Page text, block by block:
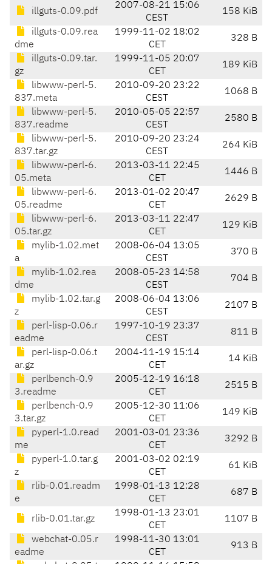
illguts-0.09.pdf
2007-08-21 15:06
CEST
158 KiB
illguts-0.09.rea
dme
1999-11-02 18:02
CET
328 B
illguts-0.09.tar.
gz
1999-11-05 20:07
CET
189 KiB
libwww-perl-5.
837.meta
2010-09-20 23:22
CEST
1068 B
libwww-perl-5.
837.readme
2010-05-05 22:57
CEST
2580 B
libwww-perl-5.
837.tar.gz
2010-09-20 23:24
CEST
264 KiB
libwww-perl-6.
05.meta
2013-03-11 22:45
CET
1446 B
libwww-perl-6.
05.readme
2013-01-02 20:47
CET
2629 B
libwww-perl-6.
05.tar.gz
2013-03-11 22:47
CET
129 KiB
mylib-1.02.met
a
2008-06-04 13:05
CEST
370 B
mylib-1.02.rea
dme
2008-05-23 14:58
CEST
704 B
mylib-1.02.tar.g
z
2008-06-04 13:06
CEST
2107 B
perl-lisp-0.06.r
eadme
1997-10-19 23:37
CEST
811 B
perl-lisp-0.06.t
ar.gz
2004-11-19 15:14
CET
14 KiB
perlbench-0.9
3.readme
2005-12-19 16:18
CET
2515 B
perlbench-0.9
3.tar.gz
2005-12-30 11:06
CET
149 KiB
pyperl-1.0.read
me
2001-03-01 23:36
CET
3292 B
pyperl-1.0.tar.g
z
2001-03-02 02:19
CET
61 KiB
rlib-0.01.readm
e
1998-01-13 12:28
CET
687 B
rlib-0.01.tar.gz
1998-01-13 23:01
CET
1107 B
webchat-0.05.r
eadme
1998-11-30 13:01
CET
913 B